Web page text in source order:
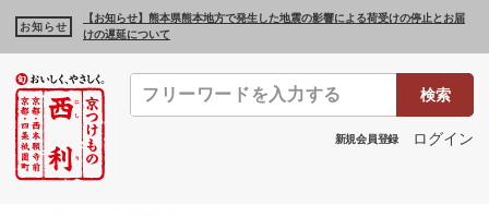
お知らせ
【お知らせ】熊本県熊本地方で発生した地震の影響による荷受けの停止とお届
けの遅延について
検索
新規会員登録 ログイン